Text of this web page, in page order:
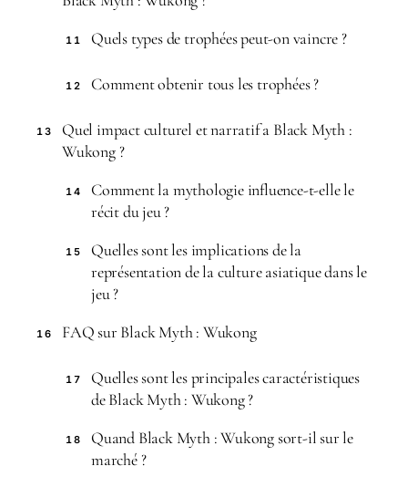
11 Quels types de trophées peut-on vaincre ?
12 Comment obtenir tous les trophées ?
13
Quel impact culturel et narratif a Black Myth :
Wukong ?
14
Comment la mythologie influence-t-elle le
récit du jeu ?
15
Quelles sont les implications de la
représentation de la culture asiatique dans le
jeu ?
16 FAQ sur Black Myth : Wukong
17
Quelles sont les principales caractéristiques
de Black Myth : Wukong ?
18
Quand Black Myth : Wukong sort-il sur le
marché ?